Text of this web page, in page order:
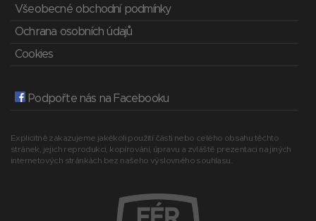
Všeobecné obchodní podmínky
Ochrana osobních údajů
Cookies
Podpořte nás na Facebooku
Explicitně zakazujeme jakékoli použití části nebo celého obsahu těchto
stránek, jejich reprodukci, kopírování, úpravu a zvláště prezentaci na jiných
internetových stránkách bez našeho výslovného souhlasu.